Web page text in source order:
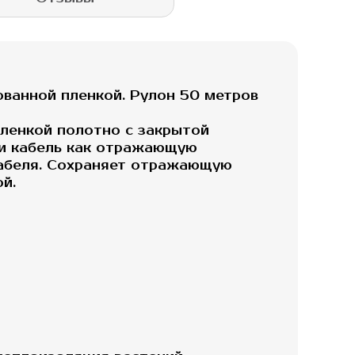
пленкой. Рулон 50 метров
полотно с закрытой
кабель как отражающую
Сохраняет отражающую